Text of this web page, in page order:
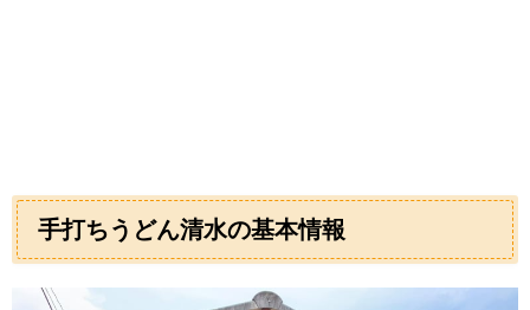
手打ちうどん清水の基本情報